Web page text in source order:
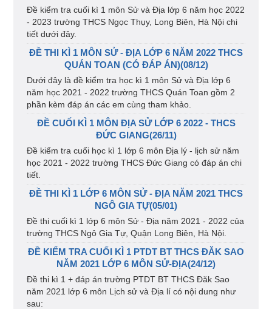
Đề kiểm tra cuối kì 1 môn Sử và Địa lớp 6 năm học 2022
- 2023 trường THCS Ngọc Thụy, Long Biên, Hà Nội chi
tiết dưới đây.
ĐỀ THI KÌ 1 MÔN SỬ - ĐỊA LỚP 6 NĂM 2022 THCS
QUÁN TOAN (CÓ ĐÁP ÁN)(08/12)
Dưới đây là đề kiểm tra học kì 1 môn Sử và Địa lớp 6
năm học 2021 - 2022 trường THCS Quán Toan gồm 2
phần kèm đáp án các em cùng tham khảo.
ĐỀ CUỐI KÌ 1 MÔN ĐỊA SỬ LỚP 6 2022 - THCS
ĐỨC GIANG(26/11)
Đề kiểm tra cuối học kì 1 lớp 6 môn Địa lý - lịch sử năm
học 2021 - 2022 trường THCS Đức Giang có đáp án chi
tiết.
ĐỀ THI KÌ 1 LỚP 6 MÔN SỬ - ĐỊA NĂM 2021 THCS
NGÔ GIA TỰ(05/01)
Đề thi cuối kì 1 lớp 6 môn Sử - Địa năm 2021 - 2022 của
trường THCS Ngô Gia Tự, Quận Long Biên, Hà Nội.
ĐỀ KIỂM TRA CUỐI KÌ 1 PTDT BT THCS ĐĂK SAO
NĂM 2021 LỚP 6 MÔN SỬ-ĐỊA(24/12)
Đề thi kì 1 + đáp án trường PTDT BT THCS Đăk Sao
năm 2021 lớp 6 môn Lịch sử và Địa lí có nội dung như
sau: